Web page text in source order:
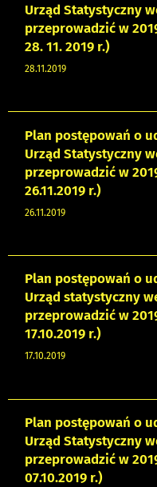
Urząd Statystyczny
przeprowadzić w
28. 11. 2019 r.)
28.11.2019
Plan postępowań o
Urząd Statystyczny
przeprowadzić w
26.11.2019 r.)
26.11.2019
Plan postępowań o
Urząd statystyczny
przeprowadzić w
17.10.2019 r.)
17.10.2019
Plan postępowań o
Urząd Statystyczny
przeprowadzić w
07.10.2019 r.)